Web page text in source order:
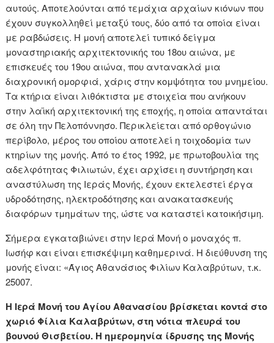
αυτούς. Αποτελούνται από τεμάχια αρχαίων κιόνων που
έχουν συγκολληθεί μεταξύ τους, δύο από τα οποία είναι
με ραβδώσεις. Η μονή αποτελεί τυπικό δείγμα
μοναστηριακής αρχιτεκτονικής του 18ου αιώνα, με
επισκευές του 19ου αιώνα, που αντανακλά μια
διαχρονική ομορφιά, χάρις στην κομψότητα του μνημείου.
Τα κτήρια είναι λιθόκτιστα με στοιχεία που ανήκουν
στην λαϊκή αρχιτεκτονική της εποχής, η οποία απαντάται
σε όλη την Πελοπόννησο. Περικλείεται από ορθογώνιο
περίβολο, μέρος του οποίου αποτελεί η τοιχοδομία των
κτηρίων της μονής. Από το έτος 1992, με πρωτοβουλία της
αδελφότητας Φιλιωτών, έχει αρχίσει η συντήρηση και
αναστύλωση της Ιεράς Μονής, έχουν εκτελεστεί έργα
υδροδότησης, ηλεκτροδότησης και ανακατασκευής
διαφόρων τμημάτων της, ώστε να καταστεί κατοικήσιμη.
Σήμερα εγκαταβιώνει στην Ιερά Μονή ο μοναχός π.
Ιωσήφ και είναι επισκέψιμη καθημερινά. Η διεύθυνση της
μονής είναι: «Άγιος Αθανάσιος Φιλίων Καλαβρύτων, τ.κ.
25007.
Η Ιερά Μονή του Αγίου Αθανασίου βρίσκεται κοντά στο
χωριό Φίλια Καλαβρύτων, στη νότια πλευρά του
βουνού Θισβετίου. Η ημερομηνία ίδρυσης της Μονής